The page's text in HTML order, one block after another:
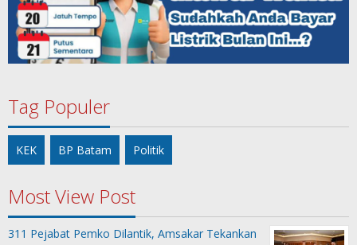
Tag Populer
KEK BP Batam Politik
Most View Post
311 Pejabat Pemko Dilantik, Amsakar Tekankan